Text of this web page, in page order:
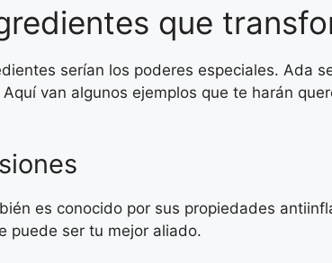
que
serían los poderes especiales. Ada
van algunos ejemplos que te harán
es conocido por sus propiedades
puede ser tu mejor aliado.